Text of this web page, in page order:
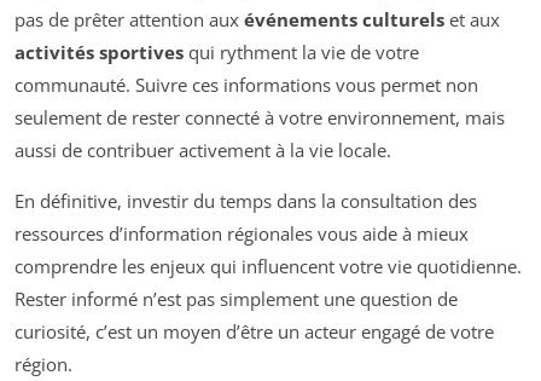
pas de prêter attention aux événements culturels et aux
activités sportives qui rythment la vie de votre
communauté. Suivre ces informations vous permet non
seulement de rester connecté à votre environnement, mais
aussi de contribuer activement à la vie locale.
En définitive, investir du temps dans la consultation des
ressources d’information régionales vous aide à mieux
comprendre les enjeux qui influencent votre vie quotidienne.
Rester informé n’est pas simplement une question de
curiosité, c’est un moyen d’être un acteur engagé de votre
région.